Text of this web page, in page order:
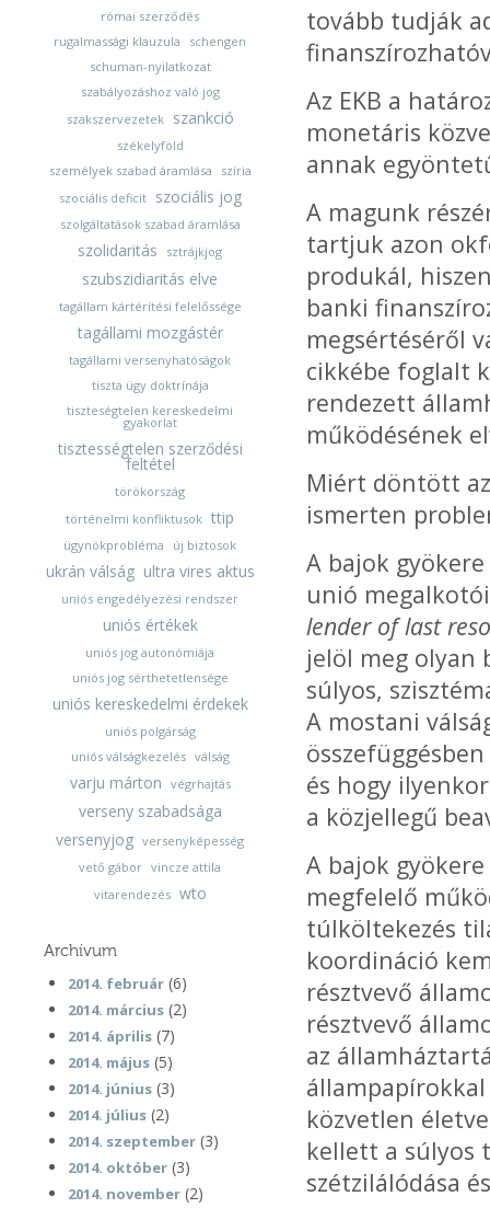
római szerződés
rugalmassági klauzula
schengen
schuman-nyilatkozat
szabályozáshoz való jog
szakszervezetek
szankció
székelyföld
személyek szabad áramlása
szíria
szociális deficit
szociális jog
szolgáltatások szabad áramlása
szolidaritás sztrájkjog
szubszidiaritás elve
tagállam kártérítési felelőssége
tagállami mozgástér
tagállami versenyhatóságok
tiszta ügy doktrínája
tiszteségtelen kereskedelmi
gyakorlat
tisztességtelen szerződési
feltétel
törökország
történelmi konfliktusok ttip
ügynökprobléma új biztosok
ukrán válság ultra vires aktus
uniós engedélyezési rendszer
uniós értékek
uniós jog autonómiája
uniós jog sérthetetlensége
uniós kereskedelmi érdekek
uniós polgárság
uniós válságkezelés válság
varju márton végrhajtás
verseny szabadsága
versenyjog versenyképesség
vető gábor vincze attila
vitarendezés wto
Archívum
2014. február (6)
2014. március (2)
2014. április (7)
2014. május (5)
2014. június (3)
2014. július (2)
2014. szeptember (3)
2014. október (3)
2014. november (2)
tovább tudják
Az EKB a
monetáris
annak
A magunk
tartjuk azon
produkál,
banki
megsértéséről
cikkébe foglalt
rendezett
működésének
Miért döntött
ismerten
A bajok
unió
lender of last
jelöl meg olyan
súlyos,
A mostani
és hogy
a közjellegű
A bajok
megfelelő
túlköltekezés
koordináció
résztvevő
résztvevő
az
közvetlen
kellett a súlyos
szétzilálódása